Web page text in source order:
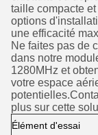
taille compacte
options
une efficacité
Ne faites pas de
dans notre
1280MHz et
votre espace
plus sur cette
Élément d'essai